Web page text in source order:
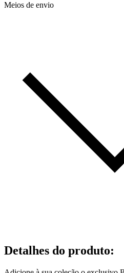
Meios de envio
Detalhes do produto: